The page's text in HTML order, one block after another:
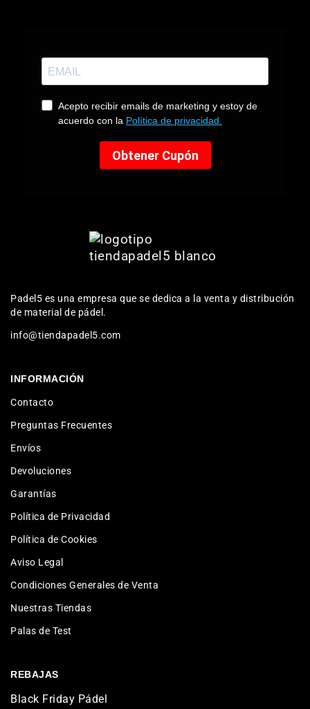
Padel5 es una empresa que se dedica a la venta y distribución
de material de pádel.
info@tiendapadel5.com
INFORMACIÓN
Contacto
Preguntas Frecuentes
Envíos
Devoluciones
Garantías
Política de Privacidad
Política de Cookies
Aviso Legal
Condiciones Generales de Venta
Nuestras Tiendas
Palas de Test
REBAJAS
Black Friday Pádel